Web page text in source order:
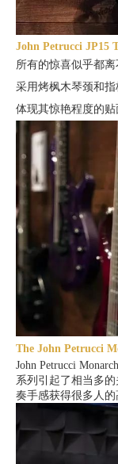
John Petrucci JP15
所有的惊喜似乎都离
采用烤枫木琴颈和
体现其惊艳程度的贴
The John Petrucci
John Petrucci
系列引起了相当多
奏手感获得很多人的